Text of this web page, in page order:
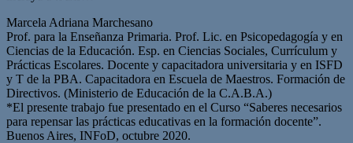
Marcela Adriana Marchesano
Prof. para la Enseñanza Primaria. Prof. Lic. en Psicopedagogía y en
Ciencias de la Educación. Esp. en Ciencias Sociales, Currículum y
Prácticas Escolares. Docente y capacitadora universitaria y en ISFD
y T de la PBA. Capacitadora en Escuela de Maestros. Formación de
Directivos. (Ministerio de Educación de la C.A.B.A.)
*El presente trabajo fue presentado en el Curso “Saberes necesarios
para repensar las prácticas educativas en la formación docente”.
Buenos Aires, INFoD, octubre 2020.